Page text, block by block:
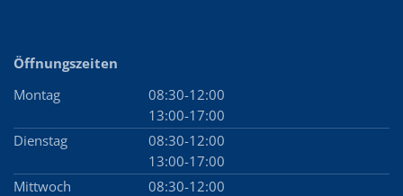
Öffnungszeiten
Montag
08:30-12:00
13:00-17:00
Dienstag
08:30-12:00
13:00-17:00
Mittwoch
08:30-12:00